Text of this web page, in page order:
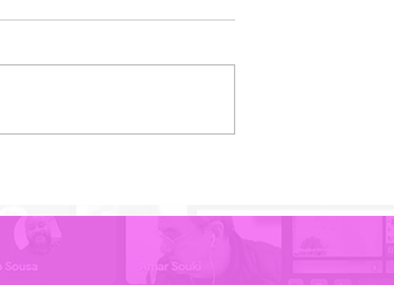
Contemporâneo: A Figura
Humana como tema do